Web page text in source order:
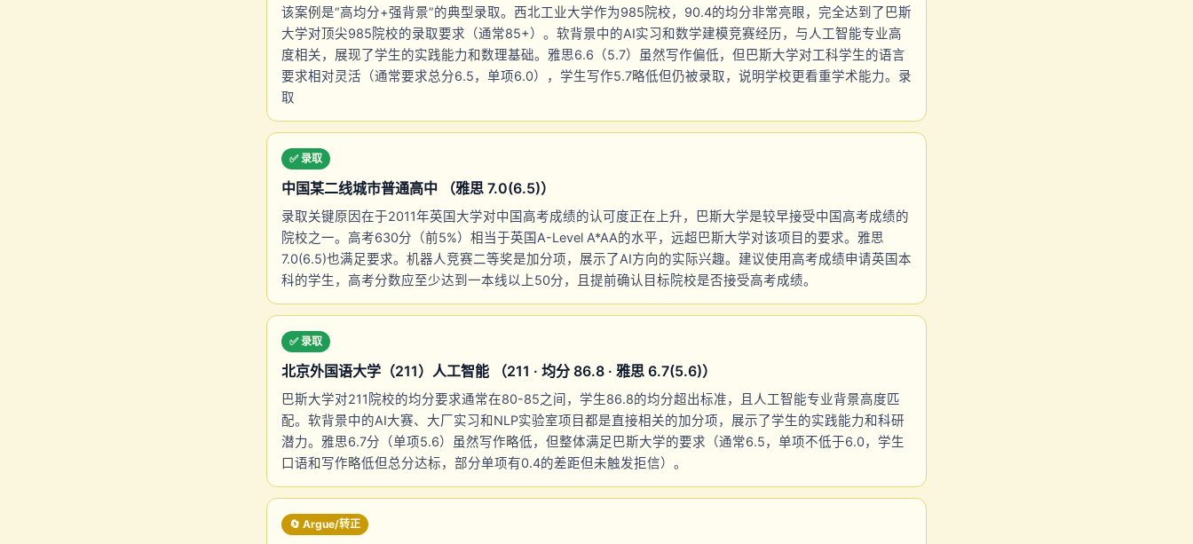
该案例是“高均分+强背景”的典型录取。西北工业大学作为985院校，90.4的均分非常亮眼，完全达到了巴斯
大学对顶尖985院校的录取要求（通常85+）。软背景中的AI实习和数学建模竞赛经历，与人工智能专业高
度相关，展现了学生的实践能力和数理基础。雅思6.6（5.7）虽然写作偏低，但巴斯大学对工科学生的语言
要求相对灵活（通常要求总分6.5，单项6.0），学生写作5.7略低但仍被录取，说明学校更看重学术能力。录
取
✅ 录取
中国某二线城市普通高中 （雅思 7.0(6.5)）
录取关键原因在于2011年英国大学对中国高考成绩的认可度正在上升，巴斯大学是较早接受中国高考成绩的
院校之一。高考630分（前5%）相当于英国A-Level A*AA的水平，远超巴斯大学对该项目的要求。雅思
7.0(6.5)也满足要求。机器人竞赛二等奖是加分项，展示了AI方向的实际兴趣。建议使用高考成绩申请英国本
科的学生，高考分数应至少达到一本线以上50分，且提前确认目标院校是否接受高考成绩。
✅ 录取
北京外国语大学（211）人工智能 （211 · 均分 86.8 · 雅思 6.7(5.6)）
巴斯大学对211院校的均分要求通常在80-85之间，学生86.8的均分超出标准，且人工智能专业背景高度匹
配。软背景中的AI大赛、大厂实习和NLP实验室项目都是直接相关的加分项，展示了学生的实践能力和科研
潜力。雅思6.7分（单项5.6）虽然写作略低，但整体满足巴斯大学的要求（通常6.5，单项不低于6.0，学生
口语和写作略低但总分达标，部分单项有0.4的差距但未触发拒信）。
🔄 Argue/转正